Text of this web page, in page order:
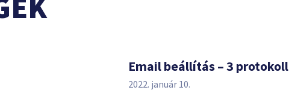
Email beállítás – 3 protokoll
2022. január 10.